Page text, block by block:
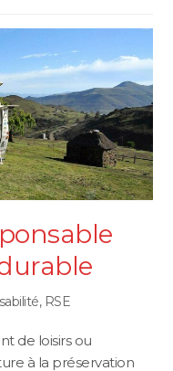
, RSE
de loisirs ou
à la préservation